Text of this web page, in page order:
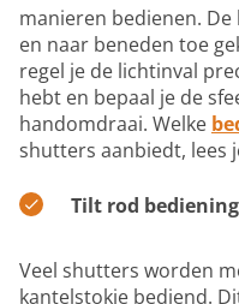
manieren bedienen.
en naar beneden toe
regel je de lichtinval
hebt en bepaal je de
handomdraai. Welke
shutters aanbiedt, lees
Tilt rod
Veel shutters worden
kantelstokje bediend.